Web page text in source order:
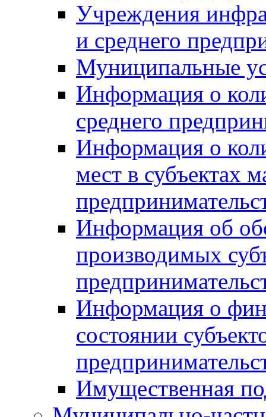
Учреждения
и среднего
Муниципальные
Информация о
среднего
Информация о
мест в субъектах
Информация об
производимых
Информация о
состоянии
Имущественная